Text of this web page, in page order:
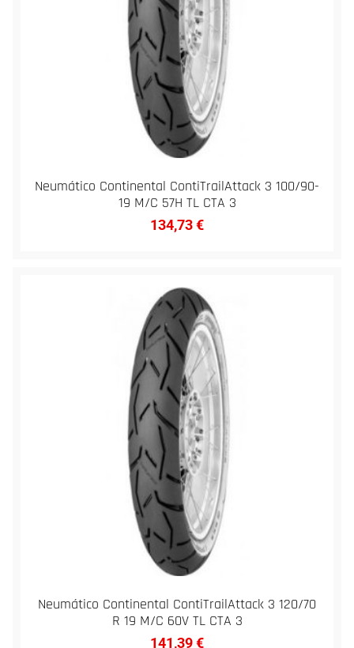
Neumático Continental ContiTrailAttack 3 100/90-
19 M/C 57H TL CTA 3
134,73€
Neumático Continental ContiTrailAttack 3 120/70
R 19 M/C 60V TL CTA 3
141,39€